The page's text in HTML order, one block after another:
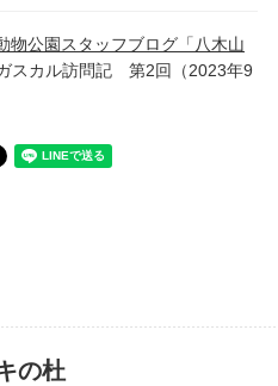
物公園スタッフブログ「八木山
スカル訪問記 第2回（2023年9
の杜